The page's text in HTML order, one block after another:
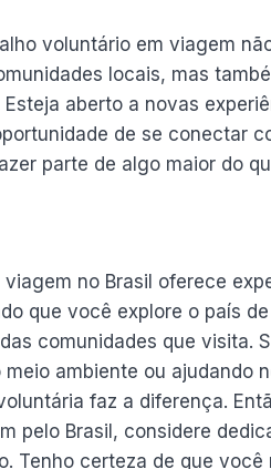
voluntário em viagem
locais, mas
aberto a novas
de se conectar
parte de algo maior do
no Brasil oferece
que você explore o país
comunidades que visita.
ambiente ou ajudando
faz a diferença.
pelo Brasil, considere
Tenho certeza de que você